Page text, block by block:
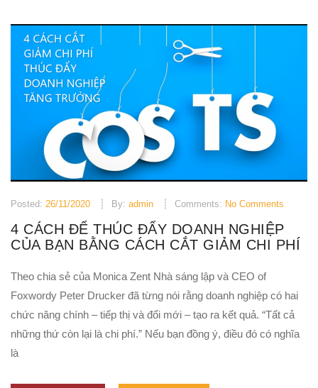
Posted: 26/11/2020 By: admin Comments: No Comments
4 CÁCH ĐỂ THÚC ĐẨY DOANH NGHIỆP
CỦA BẠN BẰNG CÁCH CẮT GIẢM CHI PHÍ
Theo chia sẻ của Monica Zent Nhà sáng lập và CEO of
Foxwordy Peter Drucker đã từng nói rằng doanh nghiệp có hai
chức năng chính – tiếp thị và đổi mới – tạo ra kết quả. “Tất cả
những thứ còn lại là chi phí.” Nếu bạn đồng ý, điều đó có nghĩa
là